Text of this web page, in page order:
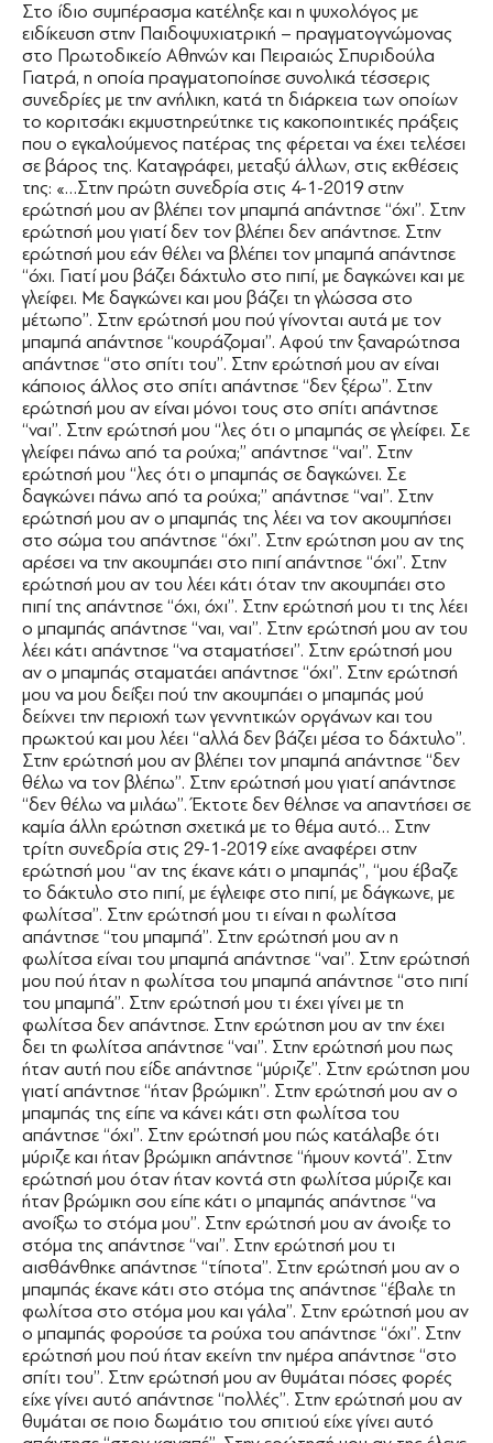
Στο ίδιο συμπέρασμα κατέληξε και η ψυχολόγος με
ειδίκευση στην Παιδοψυχιατρική – πραγματογνώμονας
στο Πρωτοδικείο Αθηνών και Πειραιώς Σπυριδούλα
Γιατρά, η οποία πραγματοποίησε συνολικά τέσσερις
συνεδρίες με την ανήλικη, κατά τη διάρκεια των οποίων
το κοριτσάκι εκμυστηρεύτηκε τις κακοποιητικές πράξεις
που ο εγκαλούμενος πατέρας της φέρεται να έχει τελέσει
σε βάρος της. Καταγράφει, μεταξύ άλλων, στις εκθέσεις
της: «…Στην πρώτη συνεδρία στις 4-1-2019 στην
ερώτησή μου αν βλέπει τον μπαμπά απάντησε ‘‘όχι’’. Στην
ερώτησή μου γιατί δεν τον βλέπει δεν απάντησε. Στην
ερώτησή μου εάν θέλει να βλέπει τον μπαμπά απάντησε
‘‘όχι. Γιατί μου βάζει δάχτυλο στο πιπί, με δαγκώνει και με
γλείφει. Με δαγκώνει και μου βάζει τη γλώσσα στο
μέτωπο’’. Στην ερώτησή μου πού γίνονται αυτά με τον
μπαμπά απάντησε ‘‘κουράζομαι’’. Αφού την ξαναρώτησα
απάντησε ‘‘στο σπίτι του’’. Στην ερώτησή μου αν είναι
κάποιος άλλος στο σπίτι απάντησε ‘‘δεν ξέρω’’. Στην
ερώτησή μου αν είναι μόνοι τους στο σπίτι απάντησε
‘‘ναι’’. Στην ερώτησή μου ‘‘λες ότι ο μπαμπάς σε γλείφει. Σε
γλείφει πάνω από τα ρούχα;’’ απάντησε ‘‘ναι’’. Στην
ερώτησή μου ‘‘λες ότι ο μπαμπάς σε δαγκώνει. Σε
δαγκώνει πάνω από τα ρούχα;’’ απάντησε ‘‘ναι’’. Στην
ερώτησή μου αν ο μπαμπάς της λέει να τον ακουμπήσει
στο σώμα του απάντησε ‘‘όχι’’. Στην ερώτηση μου αν της
αρέσει να την ακουμπάει στο πιπί απάντησε ‘‘όχι’’. Στην
ερώτησή μου αν του λέει κάτι όταν την ακουμπάει στο
πιπί της απάντησε ‘‘όχι, όχι’’. Στην ερώτησή μου τι της λέει
ο μπαμπάς απάντησε ‘‘ναι, ναι’’. Στην ερώτησή μου αν του
λέει κάτι απάντησε ‘‘να σταματήσει’’. Στην ερώτησή μου
αν ο μπαμπάς σταματάει απάντησε ‘‘όχι’’. Στην ερώτησή
μου να μου δείξει πού την ακουμπάει ο μπαμπάς μού
δείχνει την περιοχή των γεννητικών οργάνων και του
πρωκτού και μου λέει ‘‘αλλά δεν βάζει μέσα το δάχτυλο’’.
Στην ερώτησή μου αν βλέπει τον μπαμπά απάντησε ‘‘δεν
θέλω να τον βλέπω’’. Στην ερώτησή μου γιατί απάντησε
‘‘δεν θέλω να μιλάω’’. Έκτοτε δεν θέλησε να απαντήσει σε
καμία άλλη ερώτηση σχετικά με το θέμα αυτό… Στην
τρίτη συνεδρία στις 29-1-2019 είχε αναφέρει στην
ερώτησή μου ‘‘αν της έκανε κάτι ο μπαμπάς’’, ‘‘μου έβαζε
το δάκτυλο στο πιπί, με έγλειφε στο πιπί, με δάγκωνε, με
φωλίτσα’’. Στην ερώτησή μου τι είναι η φωλίτσα
απάντησε ‘‘του μπαμπά’’. Στην ερώτησή μου αν η
φωλίτσα είναι του μπαμπά απάντησε ‘‘ναι’’. Στην ερώτησή
μου πού ήταν η φωλίτσα του μπαμπά απάντησε ‘‘στο πιπί
του μπαμπά’’. Στην ερώτησή μου τι έχει γίνει με τη
φωλίτσα δεν απάντησε. Στην ερώτηση μου αν την έχει
δει τη φωλίτσα απάντησε ‘‘ναι’’. Στην ερώτησή μου πως
ήταν αυτή που είδε απάντησε ‘‘μύριζε’’. Στην ερώτηση μου
γιατί απάντησε ‘‘ήταν βρώμικη’’. Στην ερώτησή μου αν ο
μπαμπάς της είπε να κάνει κάτι στη φωλίτσα του
απάντησε ‘‘όχι’’. Στην ερώτησή μου πώς κατάλαβε ότι
μύριζε και ήταν βρώμικη απάντησε ‘‘ήμουν κοντά’’. Στην
ερώτησή μου όταν ήταν κοντά στη φωλίτσα μύριζε και
ήταν βρώμικη σου είπε κάτι ο μπαμπάς απάντησε ‘‘να
ανοίξω το στόμα μου’’. Στην ερώτησή μου αν άνοιξε το
στόμα της απάντησε ‘‘ναι’’. Στην ερώτησή μου τι
αισθάνθηκε απάντησε ‘‘τίποτα’’. Στην ερώτησή μου αν ο
μπαμπάς έκανε κάτι στο στόμα της απάντησε ‘‘έβαλε τη
φωλίτσα στο στόμα μου και γάλα’’. Στην ερώτησή μου αν
ο μπαμπάς φορούσε τα ρούχα του απάντησε ‘‘όχι’’. Στην
ερώτησή μου πού ήταν εκείνη την ημέρα απάντησε ‘‘στο
σπίτι του’’. Στην ερώτησή μου αν θυμάται πόσες φορές
είχε γίνει αυτό απάντησε ‘‘πολλές’’. Στην ερώτησή μου αν
θυμάται σε ποιο δωμάτιο του σπιτιού είχε γίνει αυτό